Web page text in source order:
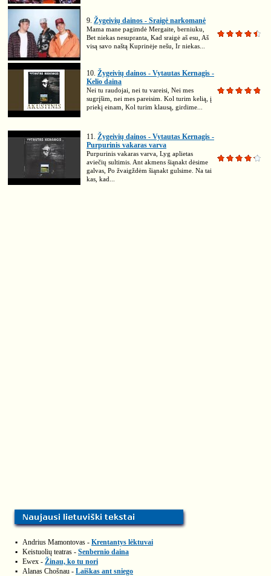
9. Žygeivių dainos - Sraigė narkomanė
Mama mane pagimdė Mergaite, berniuku,
Bet niekas nesupranta, Kad sraigė aš esu, Aš
visą savo naštą Kuprinėje nešu, Ir niekas...
10. Žygeivių dainos - Vytautas Kernagis -
Kelio daina
Nei tu raudojai, nei tu vareisi, Nei mes
sugrįšim, nei mes pareisim. Kol turim kelią, į
priekį einam, Kol turim klausą, girdime...
11. Žygeivių dainos - Vytautas Kernagis -
Purpurinis vakaras varva
Purpurinis vakaras varva, Lyg aplietas
aviečių sultimis. Ant akmens šiąnakt dėsime
galvas, Po žvaigždėm šiąnakt gulsime. Na tai
kas, kad...
▪ Andrius Mamontovas - Krentantys lėktuvai
▪ Keistuolių teatras - Senbernio daina
▪ Ewex - Žinau, ko tu nori
▪ Alanas Chošnau - Laiškas ant sniego